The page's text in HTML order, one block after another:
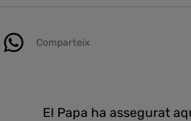
Comparteix
El Papa ha assegurat